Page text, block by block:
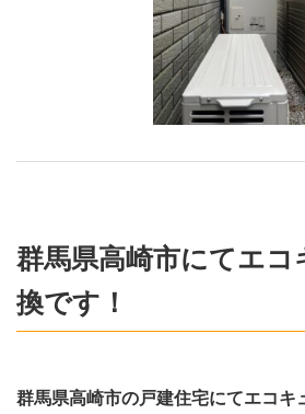
群馬県高崎市にてエコ
換です！
群馬県高崎市の戸建住宅にてエコキ